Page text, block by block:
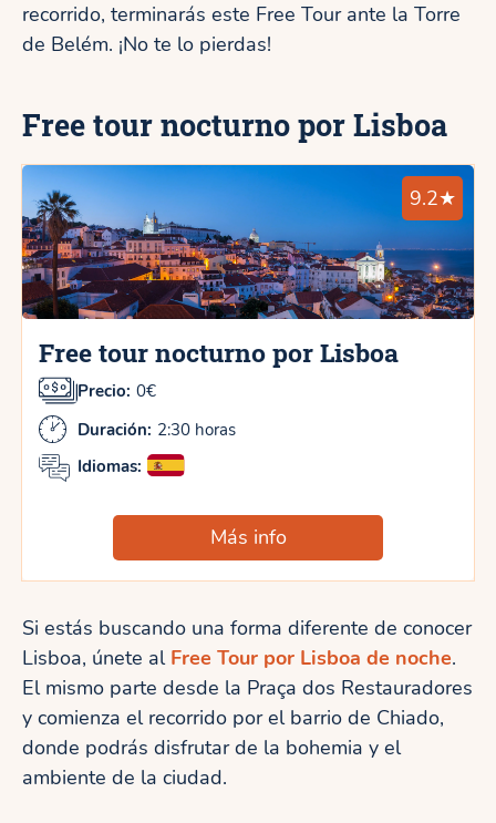
recorrido, terminarás este Free Tour ante la Torre
de Belém. ¡No te lo pierdas!
Free tour nocturno por Lisboa
9.2★
Free tour nocturno por Lisboa
Precio: 0€
Duración: 2:30 horas
Idiomas:
Más info
Si estás buscando una forma diferente de conocer
Lisboa, únete al Free Tour por Lisboa de noche.
El mismo parte desde la Praça dos Restauradores
y comienza el recorrido por el barrio de Chiado,
donde podrás disfrutar de la bohemia y el
ambiente de la ciudad.